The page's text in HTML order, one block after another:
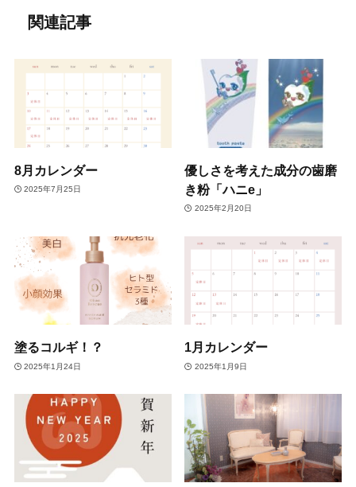
関連記事
8月カレンダー
2025年7月25日
優しさを考えた成分の歯磨
き粉「ハニe」
2025年2月20日
塗るコルギ！？
2025年1月24日
1月カレンダー
2025年1月9日